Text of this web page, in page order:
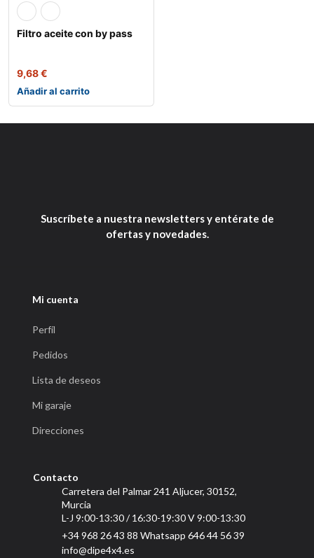
Filtro aceite con by pass
9,68€
Añadir al carrito
Suscríbete a nuestra newsletters y entérate de
ofertas y novedades.
Mi cuenta
Perfíl
Pedidos
Lista de deseos
Mi garaje
Direcciones
Contacto
Carretera del Palmar 241 Aljucer, 30152,
Murcia
L-J 9:00-13:30 / 16:30-19:30 V 9:00-13:30
+34 968 26 43 88 Whatsapp 646 44 56 39
info@dipe4x4.es